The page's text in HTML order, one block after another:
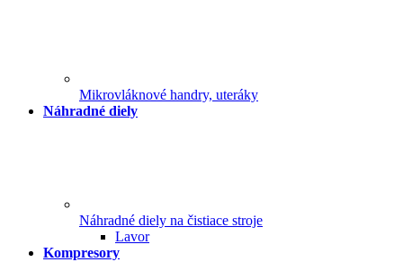
Mikrovláknové handry, uteráky
Náhradné diely
Náhradné diely na čistiace stroje
Lavor
Kompresory